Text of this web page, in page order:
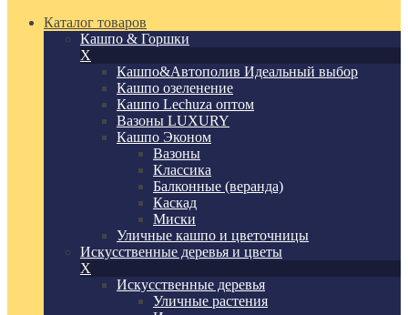
Каталог товаров
Кашпо & Горшки
X
Кашпо&Автополив Идеальный выбор
Кашпо озеленение
Кашпо Lechuza оптом
Вазоны LUXURY
Кашпо Эконом
Вазоны
Классика
Балконные (веранда)
Каскад
Миски
Уличные кашпо и цветочницы
Искусственные деревья и цветы
X
Искусственные деревья
Уличные растения